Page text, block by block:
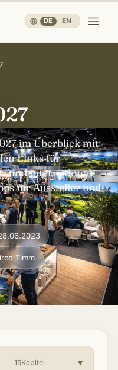
DE · EN
▾
▾
▾
▾
▾
im Überblick mit
Links für
und international,
für Aussteller und
Timm
15Kapitel